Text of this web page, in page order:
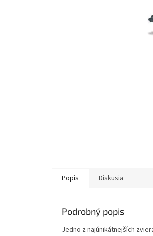
Popis Diskusia
Podrobný popis
Jedno z najúnikátnejších